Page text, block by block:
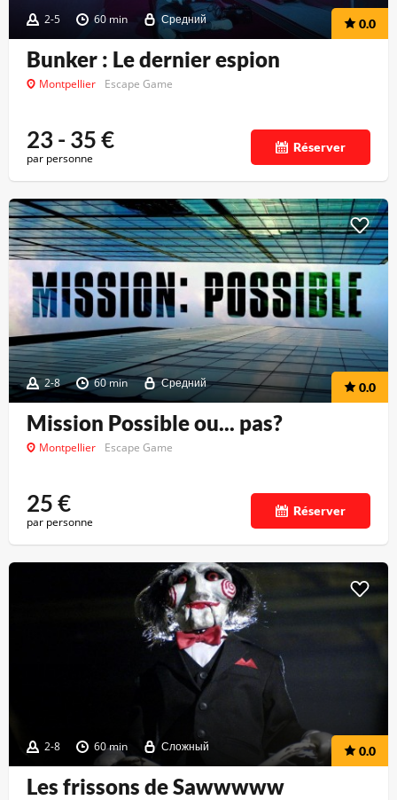
2-5 60 min Средний 0.0
Bunker : Le dernier espion
Montpellier Escape Game
23 - 35€
par personne
Réserver
2-8 60 min Средний 0.0
Mission Possible ou... pas?
Montpellier Escape Game
25€
par personne
Réserver
2-8 60 min Сложный 0.0
Les frissons de Sawwwww